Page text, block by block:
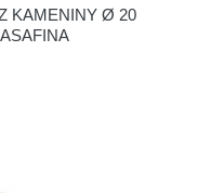
KAMENINY Ø 20